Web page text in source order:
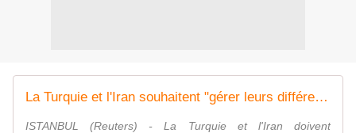
La Turquie et l'Iran souhaitent "gérer leurs différences"
ISTANBUL (Reuters) - La Turquie et l'Iran doivent